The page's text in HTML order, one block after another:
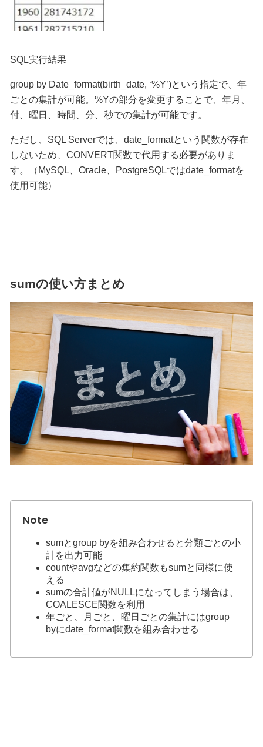
SQL実行結果
group by Date_format(birth_date, ‘%Y’)という指定で、年
ごとの集計が可能。%Yの部分を変更することで、年月、
付、曜日、時間、分、秒での集計が可能です。
ただし、SQL Serverでは、date_formatという関数が存在
しないため、CONVERT関数で代用する必要がありま
す。（MySQL、Oracle、PostgreSQLではdate_formatを
使用可能）
sumの使い方まとめ
sumとgroup byを組み合わせると分類ごとの小
計を出力可能
countやavgなどの集約関数もsumと同様に使
える
sumの合計値がNULLになってしまう場合は、
COALESCE関数を利用
年ごと、月ごと、曜日ごとの集計にはgroup
byにdate_format関数を組み合わせる